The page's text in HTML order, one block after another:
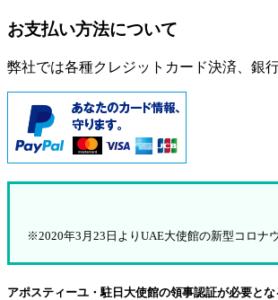
お支払い方法について
弊社では各種クレジットカード決済、銀
※2020年3月23日よりUAE大使館の新型コロナ
アポスティーユ・駐日大使館の領事認証が必要と